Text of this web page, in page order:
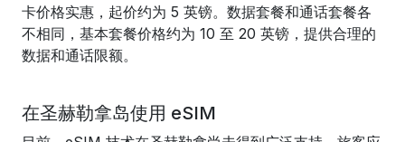
卡价格实惠，起价约为 5 英镑。数据套餐和通话套餐各
不相同，基本套餐价格约为 10 至 20 英镑，提供合理的
数据和通话限额。
在圣赫勒拿岛使用 eSIM